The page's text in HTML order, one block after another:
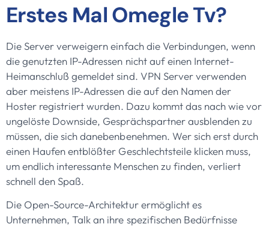
Erstes Mal Omegle Tv?
Die Server verweigern einfach die Verbindungen, wenn
die genutzten IP-Adressen nicht auf einen Internet-
Heimanschluß gemeldet sind. VPN Server verwenden
aber meistens IP-Adressen die auf den Namen der
Hoster registriert wurden. Dazu kommt das nach wie vor
ungelöste Downside, Gesprächspartner ausblenden zu
müssen, die sich danebenbenehmen. Wer sich erst durch
einen Haufen entblößter Geschlechtsteile klicken muss,
um endlich interessante Menschen zu finden, verliert
schnell den Spaß.
Die Open-Source-Architektur ermöglicht es
Unternehmen, Talk an ihre spezifischen Bedürfnisse